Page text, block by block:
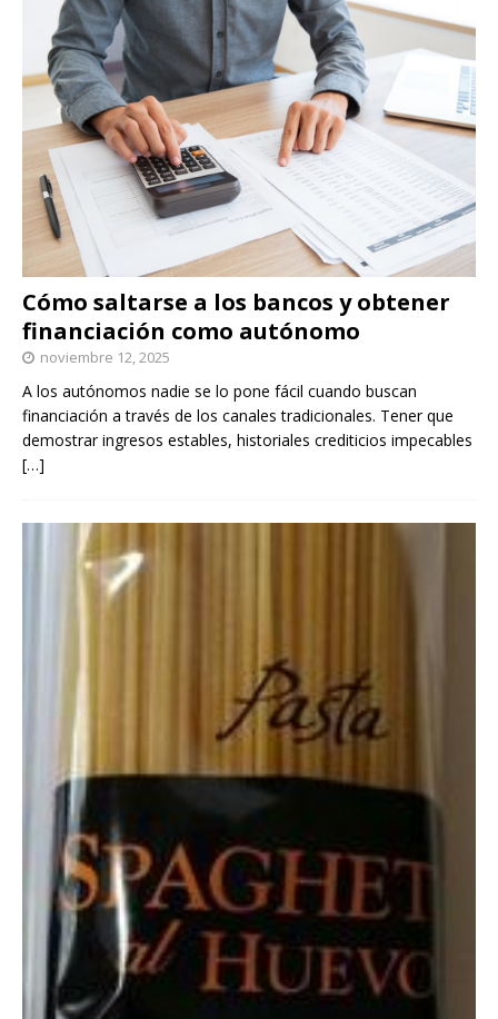
Cómo saltarse a los bancos y obtener
financiación como autónomo
noviembre 12, 2025
A los autónomos nadie se lo pone fácil cuando buscan
financiación a través de los canales tradicionales. Tener que
demostrar ingresos estables, historiales crediticios impecables
[…]